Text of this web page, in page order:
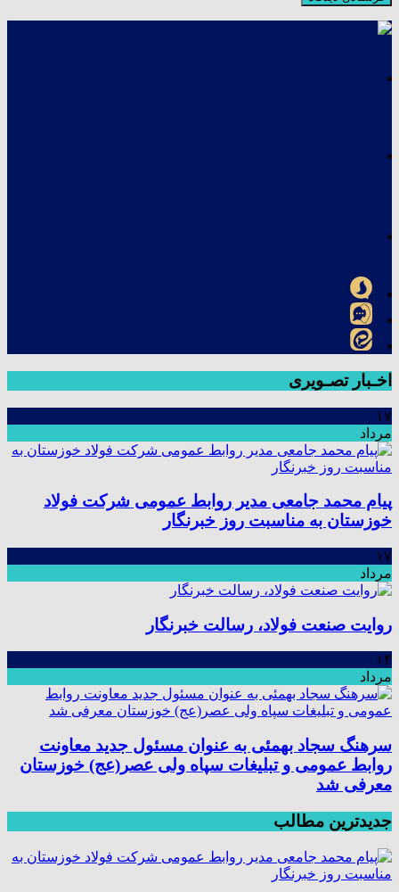
اخـبار تصـویری
۱۷
مرداد
پیام محمد جامعی مدیر روابط عمومی شرکت فولاد
خوزستان به مناسبت روز خبرنگار
۱۷
مرداد
روایت صنعت فولاد،‌ رسالت خبرنگار
۱۴
مرداد
سرهنگ سجاد بهمئی به عنوان مسئول جدید معاونت
روابط عمومی و تبلیغات سپاه ولی عصر(عج) خوزستان
معرفی شد
جدیدترین مطالب